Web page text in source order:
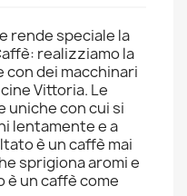
rende speciale la
realizziamo la
dei macchinari
Vittoria. Le
uniche con cui si
lentamente e a
è un caffè mai
sprigiona aromi e
è un caffè come